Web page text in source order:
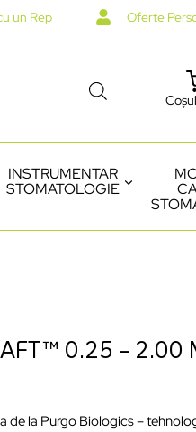
un Rep Oferte
INSTRUMENTAR
STOMATOLOGIE
0.25 – 2.00
la Purgo Biologics –